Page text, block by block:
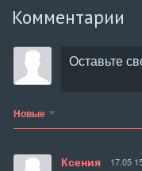
Комментарии
Новые
Ксения 17.05